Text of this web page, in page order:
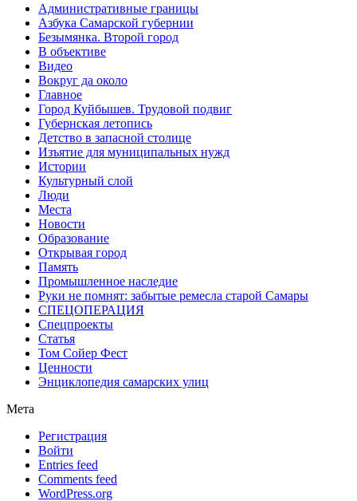
Административные границы
Азбука Самарской губернии
Безымянка. Второй город
В объективе
Видео
Вокруг да около
Главное
Город Куйбышев. Трудовой подвиг
Губернская летопись
Детство в запасной столице
Изъятие для муниципальных нужд
Истории
Культурный слой
Люди
Места
Новости
Образование
Открывая город
Память
Промышленное наследие
Руки не помнят: забытые ремесла старой Самары
СПЕЦОПЕРАЦИЯ
Спецпроекты
Статья
Том Сойер Фест
Ценности
Энциклопедия самарских улиц
Мета
Регистрация
Войти
Entries feed
Comments feed
WordPress.org